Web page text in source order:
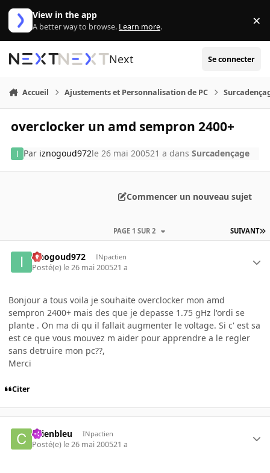
Aller au contenu
View in the app
A better way to browse. Learn more. ×
Next Se connecter
Accueil Ajustements et Personnalisation de PC
overclocker un amd sempron 2400+
Par iznogoud972le 26 mai 200521 a dansSurcadençage
Commencer un nouveau sujet
SUIVANT
PAGE 1 SUR 2
iznogoud972 INpactien
Posté(e) le 26 mai 200521 a
Bonjour a tous voila je souhaite overclocker mon amd
sempron 2400+ mais des que je depasse 1.75 gHz l'ordi se
plante . On ma di qu il fallait augmenter le voltage. Si c' est sa
est ce que vous mouvez m aider pour apprendre a le regler
sans detruire mon pc??,
Merci
Citer
chienbleu INpactien
Posté(e) le 26 mai 200521 a